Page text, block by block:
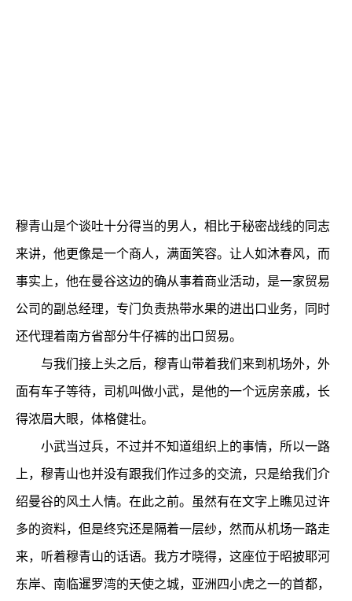
穆青山是个谈吐十分得当的男人，相比于秘密战线的同志
来讲，他更像是一个商人，满面笑容。让人如沐春风，而
事实上，他在曼谷这边的确从事着商业活动，是一家贸易
公司的副总经理，专门负责热带水果的进出口业务，同时
还代理着南方省部分牛仔裤的出口贸易。
与我们接上头之后，穆青山带着我们来到机场外，外
面有车子等待，司机叫做小武，是他的一个远房亲戚，长
得浓眉大眼，体格健壮。
小武当过兵，不过并不知道组织上的事情，所以一路
上，穆青山也并没有跟我们作过多的交流，只是给我们介
绍曼谷的风土人情。在此之前。虽然有在文字上瞧见过许
多的资料，但是终究还是隔着一层纱，然而从机场一路走
来，听着穆青山的话语。我方才晓得，这座位于昭披耶河
东岸、南临暹罗湾的天使之城，亚洲四小虎之一的首都，